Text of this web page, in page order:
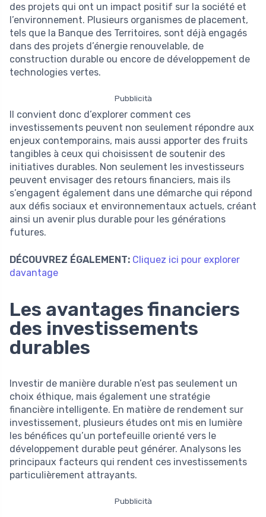
des projets qui ont un impact positif sur la société et
l’environnement. Plusieurs organismes de placement,
tels que la Banque des Territoires, sont déjà engagés
dans des projets d’énergie renouvelable, de
construction durable ou encore de développement de
technologies vertes.
Pubblicità
Il convient donc d’explorer comment ces
investissements peuvent non seulement répondre aux
enjeux contemporains, mais aussi apporter des fruits
tangibles à ceux qui choisissent de soutenir des
initiatives durables. Non seulement les investisseurs
peuvent envisager des retours financiers, mais ils
s’engagent également dans une démarche qui répond
aux défis sociaux et environnementaux actuels, créant
ainsi un avenir plus durable pour les générations
futures.
DÉCOUVREZ ÉGALEMENT: Cliquez ici pour explorer
davantage
Les avantages financiers
des investissements
durables
Investir de manière durable n’est pas seulement un
choix éthique, mais également une stratégie
financière intelligente. En matière de rendement sur
investissement, plusieurs études ont mis en lumière
les bénéfices qu’un portefeuille orienté vers le
développement durable peut générer. Analysons les
principaux facteurs qui rendent ces investissements
particulièrement attrayants.
Pubblicità